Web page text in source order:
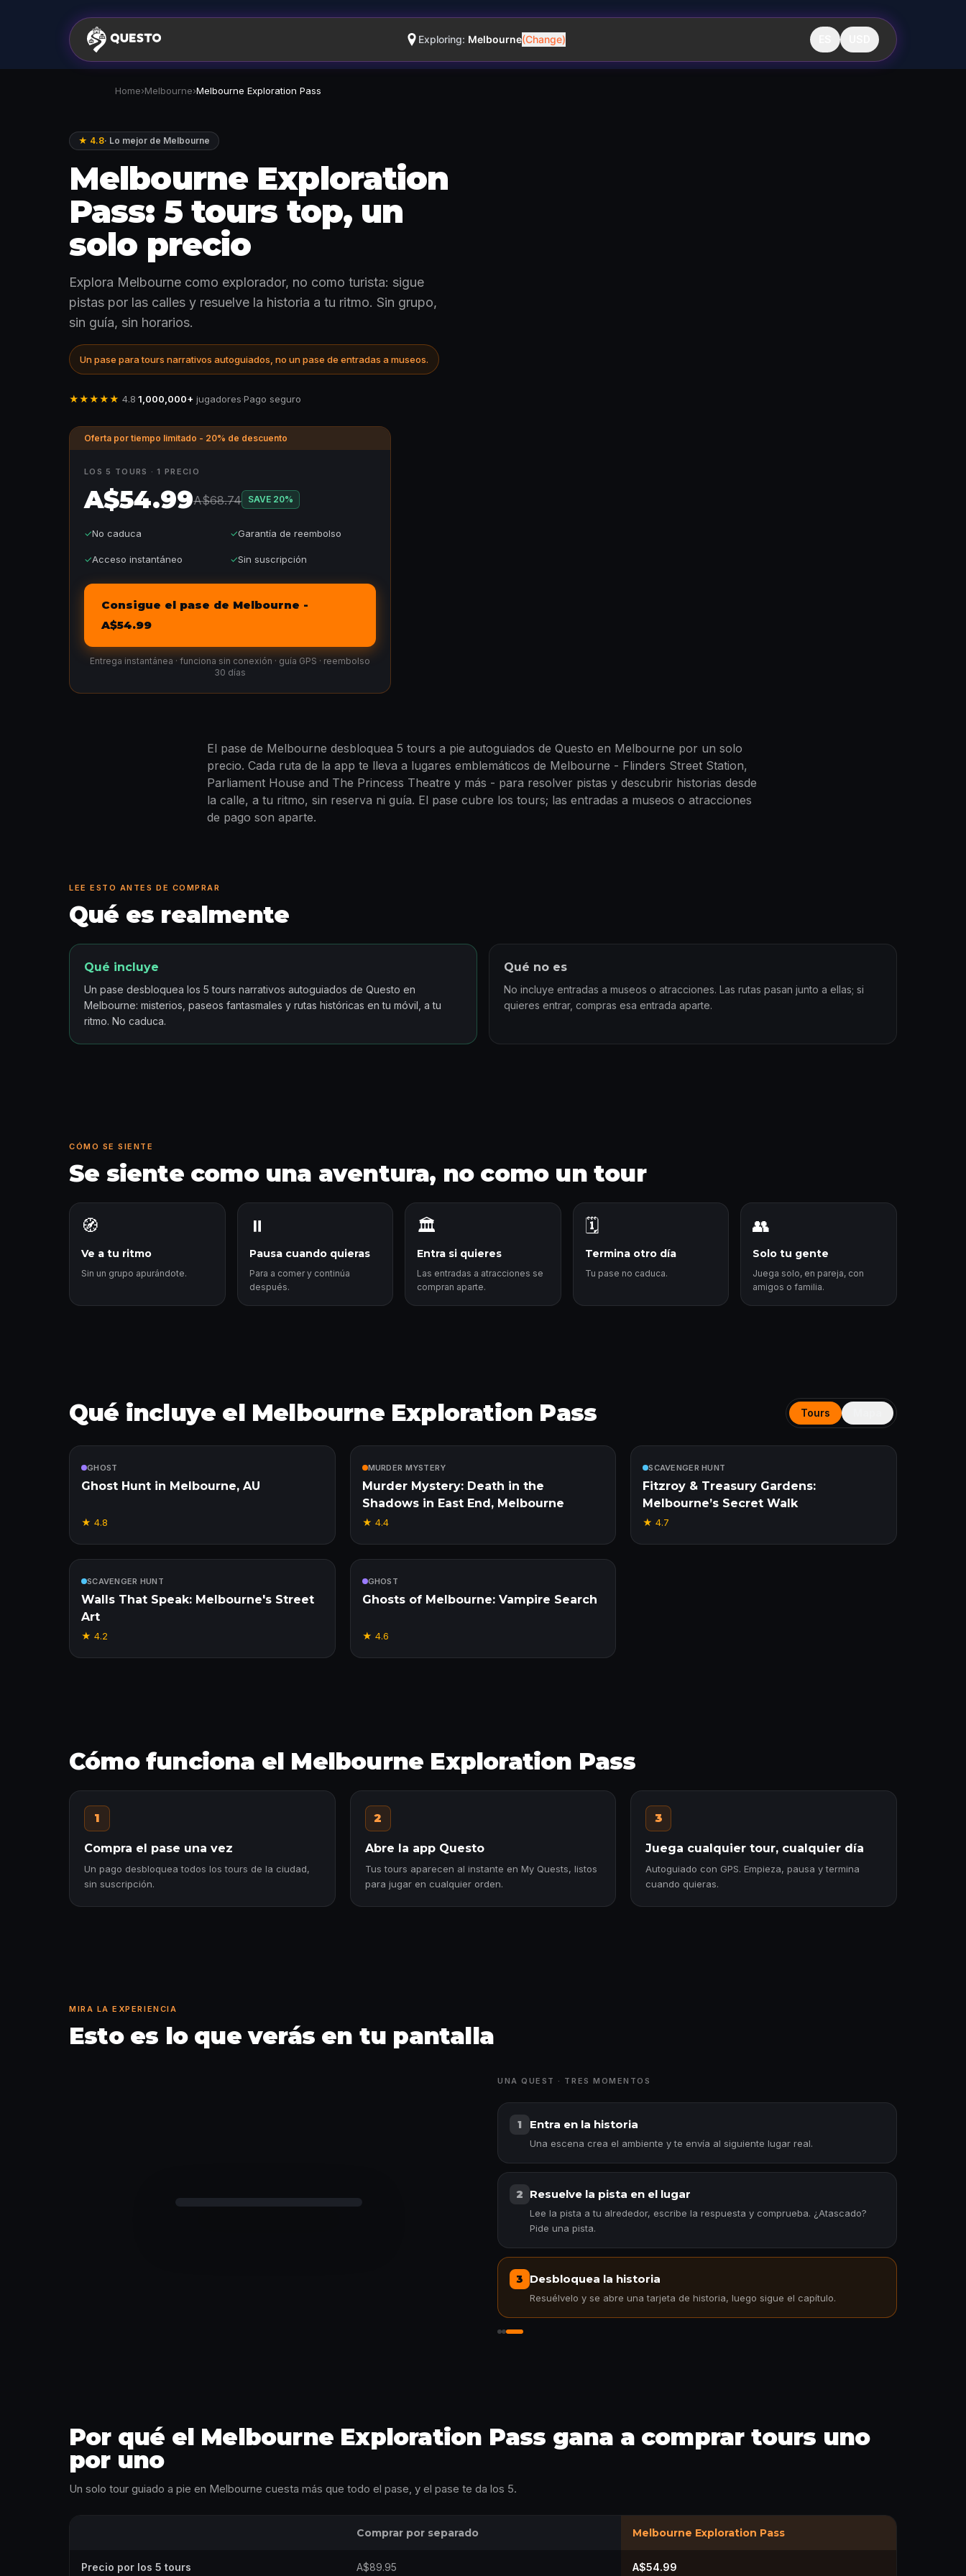
Exploring: Melbourne(Change)
Home›Melbourne›Melbourne Exploration Pass
★ 4.8· Lo mejor de Melbourne
Melbourne Exploration
Pass: 5 tours top, un
solo precio
Explora Melbourne como explorador, no como turista: sigue
pistas por las calles y resuelve la historia a tu ritmo. Sin grupo,
sin guía, sin horarios.
Un pase para tours narrativos autoguiados, no un pase de entradas a museos.
★★★★★ 4.8·1,000,000+ jugadores·Pago seguro
Oferta por tiempo limitado - 20% de descuento
LOS 5 TOURS · 1 PRECIO
A$54.99A$68.74 SAVE 20%
✓No caduca ✓Garantía de reembolso
✓Acceso instantáneo ✓Sin suscripción
Consigue el pase de Melbourne -
A$54.99
Entrega instantánea · funciona sin conexión · guía GPS · reembolso
30 días
El pase de Melbourne desbloquea 5 tours a pie autoguiados de Questo en Melbourne por un solo
precio. Cada ruta de la app te lleva a lugares emblemáticos de Melbourne - Flinders Street Station,
Parliament House and The Princess Theatre y más - para resolver pistas y descubrir historias desde
la calle, a tu ritmo, sin reserva ni guía. El pase cubre los tours; las entradas a museos o atracciones
de pago son aparte.
LEE ESTO ANTES DE COMPRAR
Qué es realmente
Qué incluye
Un pase desbloquea los 5 tours narrativos autoguiados de Questo en
Melbourne: misterios, paseos fantasmales y rutas históricas en tu móvil, a tu
ritmo. No caduca.
Qué no es
No incluye entradas a museos o atracciones. Las rutas pasan junto a ellas; si
quieres entrar, compras esa entrada aparte.
CÓMO SE SIENTE
Se siente como una aventura, no como un tour
🧭
Ve a tu ritmo
Sin un grupo apurándote.
⏸️
Pausa cuando quieras
Para a comer y continúa
después.
🏛️
Entra si quieres
Las entradas a atracciones se
compran aparte.
🗓️
Termina otro día
Tu pase no caduca.
👥
Solo tu gente
Juega solo, en pareja, con
amigos o familia.
Qué incluye el Melbourne Exploration Pass Tours
GHOST
Ghost Hunt in Melbourne, AU
★ 4.8
MURDER MYSTERY
Murder Mystery: Death in the
Shadows in East End, Melbourne
★ 4.4
SCAVENGER HUNT
Fitzroy & Treasury Gardens:
Melbourne’s Secret Walk
★4.7
SCAVENGER HUNT
Walls That Speak: Melbourne's Street
Art
★ 4.2
GHOST
Ghosts of Melbourne: Vampire Search
★ 4.6
Cómo funciona el Melbourne Exploration Pass
1
Compra el pase una vez
Un pago desbloquea todos los tours de la ciudad,
sin suscripción.
2
Abre la app Questo
Tus tours aparecen al instante en My Quests, listos
para jugar en cualquier orden.
3
Juega cualquier tour, cualquier día
Autoguiado con GPS. Empieza, pausa y termina
cuando quieras.
MIRA LA EXPERIENCIA
Esto es lo que verás en tu pantalla
UNA QUEST · TRES MOMENTOS
1 Entra en la historia
Una escena crea el ambiente y te envía al siguiente lugar real.
2 Resuelve la pista en el lugar
Lee la pista a tu alrededor, escribe la respuesta y comprueba. ¿Atascado?
Pide una pista.
3 Desbloquea la historia
Resuélvelo y se abre una tarjeta de historia, luego sigue el capítulo.
Por qué el Melbourne Exploration Pass gana a comprar tours uno
por uno
Un solo tour guiado a pie en Melbourne cuesta más que todo el pase, y el pase te da los 5.
Comprar por separado Melbourne Exploration Pass
Precio por los 5 tours A$89.95 A$54.99